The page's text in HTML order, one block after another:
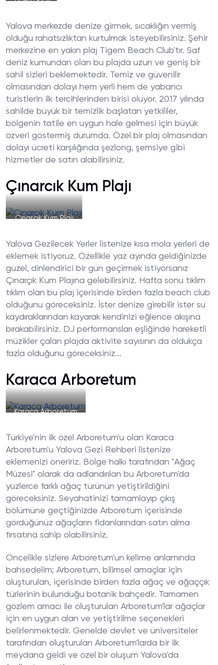
Yalova merkezde denize girmek, sıcaklığın vermiş
olduğu rahatsızlıktan kurtulmak isteyebilirsiniz. Şehir
merkezine en yakın plaj Tigem Beach Club'tır. Saf
deniz kumundan olan bu plajda uzun ve geniş bir
sahil sizleri beklemektedir. Temiz ve güvenilir
olmasından dolayı hem yerli hem de yabancı
turistlerin ilk tercihlerinden birisi oluyor. 2017 yılında
sahilde büyük bir temizlik başlatan yetkililer,
bölgenin tatile en uygun hale gelmesi için büyük
özveri göstermiş durumda. Özel bir plaj olmasından
dolayı ücreti karşılığında şezlong, şemsiye gibi
hizmetler de satın alabilirsiniz.
Çınarcık Kum Plajı
Çınarcık Kum Plajı
Yalova Gezilecek Yerler listenize kısa mola yerleri de
eklemek istiyoruz. Özellikle yaz ayında geldiğinizde
güzel, dinlendirici bir gün geçirmek istiyorsanız
Çınarçık Kum Plajına gelebilirsiniz. Hafta sonu tıklım
tıklım olan bu plaj içerisinde birden fazla beach club
olduğunu göreceksiniz. İster denize girebilir ister su
kaydıraklarından kayarak kendinizi eğlence akışına
bırakabilirsiniz. DJ performansları eşliğinde hareketli
müzikler çalan plajda aktivite sayısının da oldukça
fazla olduğunu göreceksiniz...
Karaca Arboretum
Karaca Arboretum
Türkiye'nin ilk özel Arboretum'u olan Karaca
Arboretum'u Yalova Gezi Rehberi listenize
eklemenizi öneririz. Bölge halkı tarafından "Ağaç
Müzesi" olarak da adlandırılan bu Arboretum'da
yüzlerce farklı ağaç türünün yetiştirildiğini
göreceksiniz. Seyahatinizi tamamlayıp çıkış
bölümüne geçtiğinizde Arboretum içerisinde
gördüğünüz ağaçların fidanlarından satın alma
fırsatına sahip olabilirsiniz.
Öncelikle sizlere Arboretum'un kelime anlamında
bahsedelim; Arboretum, bilimsel amaçlar için
oluşturulan, içerisinde birden fazla ağaç ve ağaççık
türlerinin bulunduğu botanik bahçedir. Tamamen
gözlem amacı ile oluşturulan Arboretum'lar ağaçlar
için en uygun alan ve yetiştirilme seçenekleri
belirlenmektedir. Genelde devlet ve üniversiteler
tarafından oluşturulan Arboretum'larda bir ilk
meydana geldi ve özel bir oluşum Yalova'da